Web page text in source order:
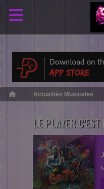
Actualités Musicales
LE PLAYER